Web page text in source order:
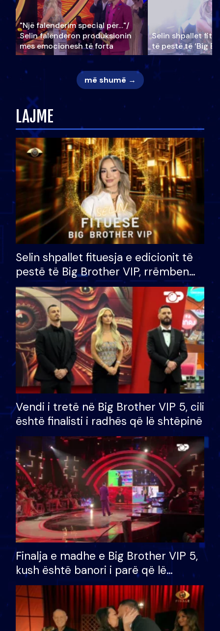
"Një falenderim special për…"/
Selin falënderon produksionin
mes emocionesh të forta
Selin shpallet
të pestë të ‘Big
më shumë →
LAJME
Selin shpallet fituesja e edicionit të
pestë të Big Brother VIP, rrëmben
çmimin e madh prej 100 mijë eurosh
Vendi i tretë në Big Brother VIP 5, cili
është finalisti i radhës që lë shtëpinë
Finalja e madhe e Big Brother VIP 5,
kush është banori i parë që lë
shtëpinë dhe humb mundësinë për
të fituar çmimin e madh